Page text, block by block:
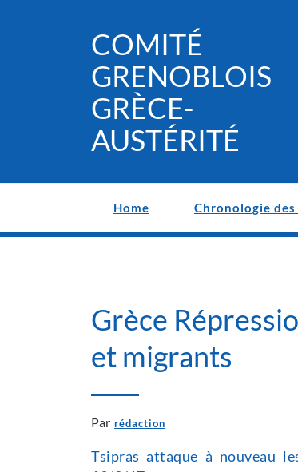
COMITÉ
GRENOBLOIS
GRÈCE-
AUSTÉRITÉ
Home Chronologie des
Grèce
et migrants
Par rédaction
Tsipras attaque à nouveau